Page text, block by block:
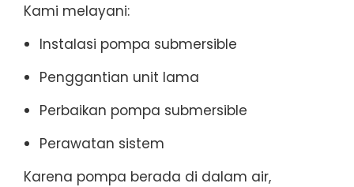
Kami melayani:
Instalasi pompa submersible
Penggantian unit lama
Perbaikan pompa submersible
Perawatan sistem
Karena pompa berada di dalam air,